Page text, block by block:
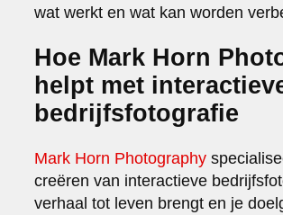
wat werkt en wat kan worden
Hoe Mark Horn
helpt met
bedrijfsfotografie
Mark Horn Photography
creëren van interactieve
verhaal tot leven brengt en je